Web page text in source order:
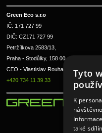
Green Eco s.r.o
IČ: 171 727 99
DIČ: CZ171 727 99
Petržílkova 2583/13,
Praha - Stodůlky, 158 00
CEO - Vlastislav Rouha ml.
+420 734 11 39 33
Tyto
K
také